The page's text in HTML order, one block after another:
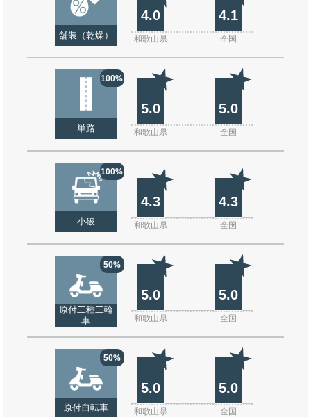
舗装（乾燥）
4.0 4.1
和歌山県 全国
100%
単路
5.0 5.0
和歌山県 全国
100%
小破
4.3 4.3
和歌山県 全国
50%
原付二種二輪
車
5.0 5.0
和歌山県 全国
50%
原付自転車
5.0 5.0
和歌山県 全国